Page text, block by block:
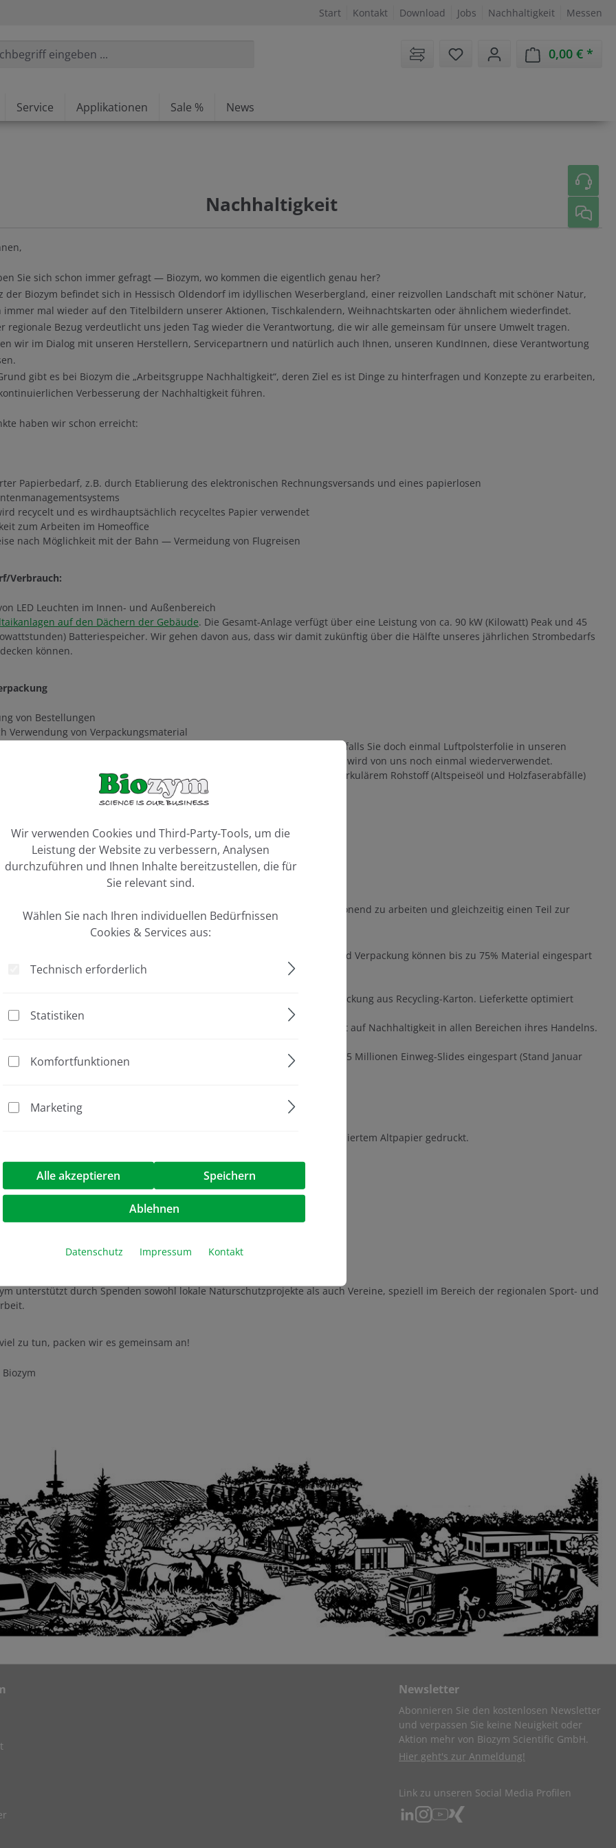
Start Kontakt Download Jobs Nachhaltigkeit Messen
Sie haben 0 Artikel auf dem
0,00 €
Service Applikationen Sale % News
Nachhaltigkeit
Sie sich schon immer gefragt — Biozym, wo kommen die eigentlich genau her?
der Biozym befindet sich in Hessisch Oldendorf im idyllischen Weserbergland, einer reizvollen Landschaft mit schöner Natur,
immer mal wieder auf den Titelbildern unserer Aktionen, Tischkalendern, Weihnachtskarten oder ähnlichem wiederfindet.
regionale Bezug verdeutlicht uns jeden Tag wieder die Verantwortung, die wir alle gemeinsam für unsere Umwelt tragen.
wir im Dialog mit unseren Herstellern, Servicepartnern und natürlich auch Ihnen, unseren KundInnen, diese Verantwortung
gibt es bei Biozym die „Arbeitsgruppe Nachhaltigkeit“, deren Ziel es ist Dinge zu hinterfragen und Konzepte zu erarbeiten,
Verbesserung der Nachhaltigkeit führen.
haben wir schon erreicht:
Papierbedarf, z.B. durch Etablierung des elektronischen Rechnungsversands und eines papierlosen
recycelt und es wirdhauptsächlich recyceltes Papier verwendet
zum Arbeiten im Homeoffice
nach Möglichkeit mit der Bahn — Vermeidung von Flugreisen
Verbrauch:
LED Leuchten im Innen- und Außenbereich
auf den Dächern der Gebäude. Die Gesamt-Anlage verfügt über eine Leistung von ca. 90 kW (Kilowatt) Peak und 45
Batteriespeicher. Wir gehen davon aus, dass wir damit zukünftig über die Hälfte unseres jährlichen Strombedarfs
können.
von Bestellungen
Verwendung von Verpackungsmaterial
von recyceltem Krepp-Papier anstatt Luftpolsterfolie. Nicht wundern, falls Sie doch einmal Luftpolsterfolie in unseren
finden — diese wurde dann bereits von einem Lieferanten verwendet und wird von uns noch einmal wiederverwendet.
Klebeband aus nachwachsendem Rohstoff. PP-Folie zu 99 % aus biozirkulärem Rohstoff (Altspeiseöl und Holzfaserabfälle)
Recycling-Konzept für Pipettenspitzenboxen
Reihe von Produkten an, die es auch Ihnen ermöglicht, Ressourcen-schonend zu arbeiten und gleichzeitig einen Teil zur
beizutragen.
Unsere Systeme sind umweltfreundlich! Inklusive Spitzen und Verpackung können bis zu 75% Material eingespart
Bedruckung auf der Verpackung um 60 % reduziert. Verpackung aus Recycling-Karton. Lieferkette optimiert
% mehr Inhalt, CO
-Emission dadurch um mehr als 15 % reduziert.
“ — Labcon setzt seit Jahren konsequent auf Nachhaltigkeit in allen Bereichen ihres Handelns.
CellDrop - Cell Counter ohne Slides. Bisher haben CellDrops global gut 14,5 Millionen Einweg-Slides eingespart (Stand Januar
(„Incentives und Goodies“)
Flyer, Broschüren, Aktionen etc. werden auf FSC- und „blauer Engel“-zertifiziertem Altpapier gedruckt.
aus 90% Altplastik
aus FSC-zertifiziertem Holz
aus Holz
aus recycelten PET-Flaschen
Bundle aus rPET
Projekte….
unterstützt durch Spenden sowohl lokale Naturschutzprojekte als auch Vereine, speziell im Bereich der regionalen Sport- und
zu tun, packen wir es gemeinsam an!
Newsletter
Abonnieren Sie den kostenlosen Newsletter
und verpassen Sie keine Neuigkeit oder
Aktion mehr von Biozym Scientific GmbH.
Hier geht's zur Anmeldung!
Link zu unseren Social Media Profilen
Wir verwenden Cookies und Third-Party-Tools, um die
Leistung der Website zu verbessern, Analysen
durchzuführen und Ihnen Inhalte bereitzustellen, die für
Sie relevant sind.
Wählen Sie nach Ihren individuellen Bedürfnissen
Cookies & Services aus:
Technisch erforderlich
Statistiken
Komfortfunktionen
Marketing
Alle akzeptieren Speichern
Ablehnen
Datenschutz Impressum Kontakt